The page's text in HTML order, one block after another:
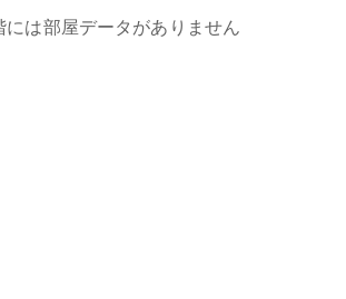
には部屋データがありません